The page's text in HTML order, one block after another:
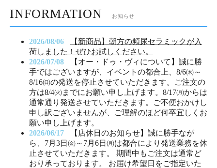
INFORMATION お知らせ
2026/08/06
【新商品】朝方の頻尿セラミックが入
荷しました！ぜひお試しください。
2026/07/08
【オー・ドゥ・ヴィについて】誠に勝
手ではございますが、イベントの都合上、8/6㈭～
8/16㈰の発送を停止させていただきます。ご注文の
方は8/4㈫までにお願い申し上げます。8/17㈪からは
通常通り発送させていただきます。ご不便おかけし
申し訳ございませんが、ご理解のほど何卒宜しくお
願い申し上げます。
2026/06/17
【店休日のお知らせ】誠に勝手なが
ら、7月3日㈮～7月6日㈪は都合により発送業務を休
止させていただきます。 期間中もご注文は通常ど
おり承っております。 お届け希望日をご指定いた